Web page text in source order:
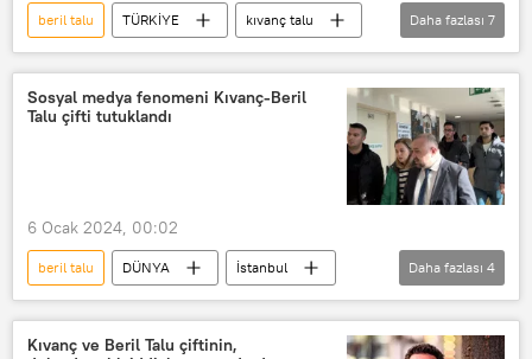
beril talu TÜRKİYE
kıvanç talu
Dolandırıcılık
banka dolandırıcılığı
Telefon dolandırıcılığı
internet dolandırıcılığı
Daha fazlası 7
Sosyal medya fenomeni Kıvanç-Beril
Talu çifti tutuklandı
6 Ocak 2024, 00:02
beril talu DÜNYA
İstanbul
Dolandırıcılık
Sosyal medya fenomeni
Sosyal medya
kıvanç talu
Daha fazlası 4
Kıvanç ve Beril Talu çiftinin,